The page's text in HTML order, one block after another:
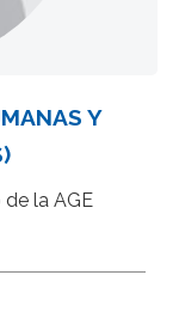
Y
la AGE